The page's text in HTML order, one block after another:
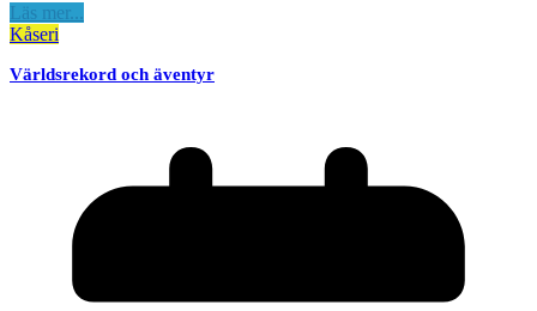
Läs mer...
Kåseri
Världsrekord och äventyr